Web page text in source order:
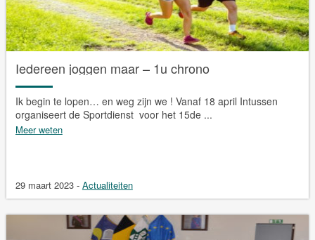
Iedereen joggen maar – 1u chrono
Ik begin te lopen… en weg zijn we ! Vanaf 18 april Intussen
organiseert de Sportdienst voor het 15de ...
Meer weten
29 maart 2023 - Actualiteiten